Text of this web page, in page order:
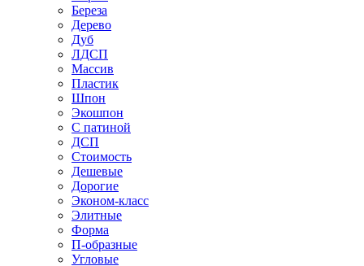
Береза
Дерево
Дуб
ЛДСП
Массив
Пластик
Шпон
Экошпон
С патиной
ДСП
Стоимость
Дешевые
Дорогие
Эконом-класс
Элитные
Форма
П-образные
Угловые